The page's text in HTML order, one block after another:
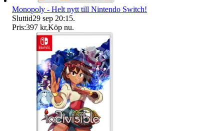
Monopoly - Helt nytt till Nintendo Switch!
Sluttid29 sep 20:15.
Pris:397 kr,Köp nu.